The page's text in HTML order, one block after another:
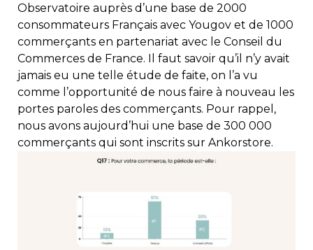
Observatoire auprès d’une base de 2000
consommateurs Français avec Yougov et de 1000
commerçants en partenariat avec le Conseil du
Commerces de France. Il faut savoir qu’il n’y avait
jamais eu une telle étude de faite, on l’a vu
comme l’opportunité de nous faire à nouveau les
portes paroles des commerçants. Pour rappel,
nous avons aujourd’hui une base de 300 000
commerçants qui sont inscrits sur Ankorstore.